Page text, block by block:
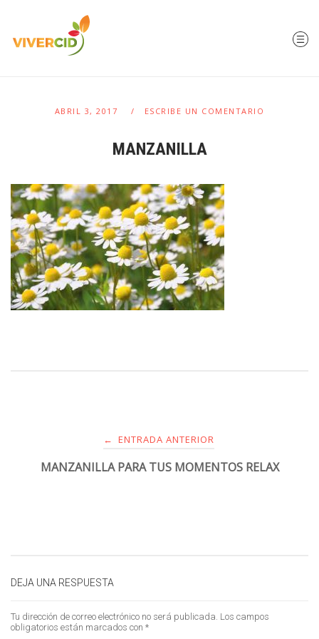
ABRIL 3, 2017 ESCRIBE UN COMENTARIO
MANZANILLA
← ENTRADA ANTERIOR
MANZANILLA PARA TUS MOMENTOS RELAX
DEJA UNA RESPUESTA
Tu dirección de correo electrónico no será publicada. Los campos
obligatorios están marcados con *